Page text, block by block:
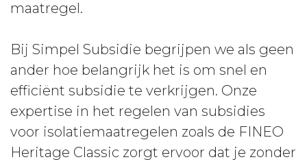
maatregel.
Bij Simpel Subsidie begrijpen we als geen
ander hoe belangrijk het is om snel en
efficiënt subsidie te verkrijgen. Onze
expertise in het regelen van subsidies
voor isolatiemaatregelen zoals de FINEO
Heritage Classic zorgt ervoor dat je zonder